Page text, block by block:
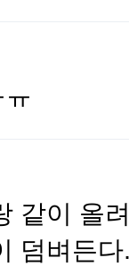
같이 올
덤벼든